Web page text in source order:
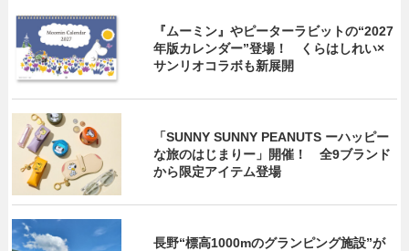
『ムーミン』やピーターラビットの“2027
年版カレンダー”登場！ くらはしれい×
サンリオコラボも新展開
「SUNNY SUNNY PEANUTS ーハッピー
な旅のはじまりー」開催！ 全9ブランド
から限定アイテム登場
長野“標高1000mのグランピング施設”が